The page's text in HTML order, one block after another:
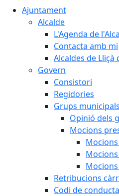
Ajuntament
Alcalde
L'Agenda de
Contacta amb mi
Alcaldes de Lliçà
Govern
Consistori
Regidories
Grups municipals
Opinió dels
Mocions
Retribucions
Codi de